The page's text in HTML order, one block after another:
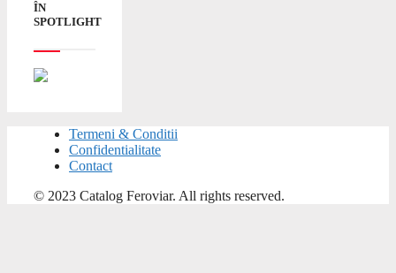
ÎN
SPOTLIGHT
Termeni & Conditii
Confidentialitate
Contact
© 2023 Catalog Feroviar. All rights reserved.